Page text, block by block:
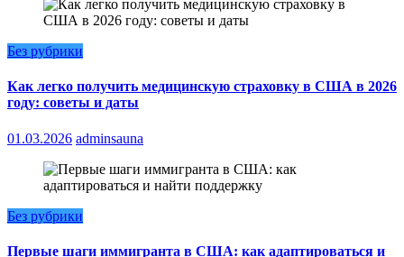
Без рубрики
Как легко получить медицинскую страховку в США в 2026
году: советы и даты
01.03.2026 adminsauna
Без рубрики
Первые шаги иммигранта в США: как адаптироваться и